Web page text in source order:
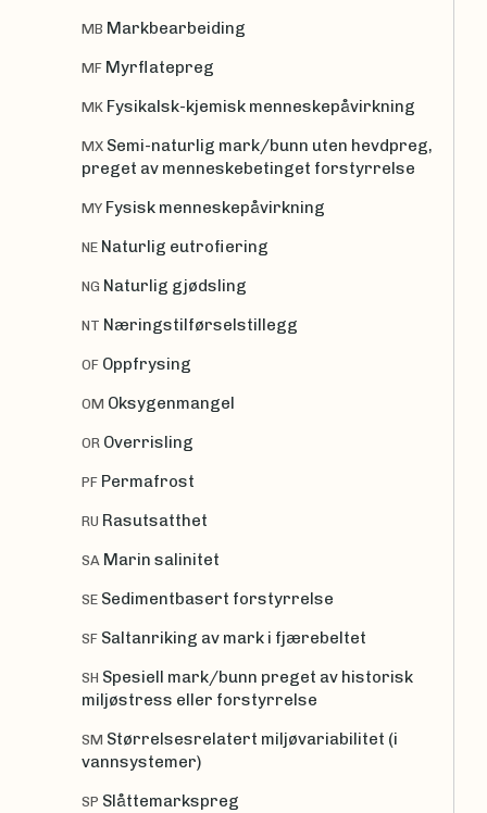
MB Markbearbeiding
MF Myrflatepreg
MK Fysikalsk-kjemisk menneskepåvirkning
MX Semi-naturlig mark/bunn uten hevdpreg,
preget av menneskebetinget forstyrrelse
MY Fysisk menneskepåvirkning
NE Naturlig eutrofiering
NG Naturlig gjødsling
NT Næringstilførselstillegg
OF Oppfrysing
OM Oksygenmangel
OR Overrisling
PF Permafrost
RU Rasutsatthet
SA Marin salinitet
SE Sedimentbasert forstyrrelse
SF Saltanriking av mark i fjærebeltet
SH Spesiell mark/bunn preget av historisk
miljøstress eller forstyrrelse
SM Størrelsesrelatert miljøvariabilitet (i
vannsystemer)
SP Slåttemarkspreg